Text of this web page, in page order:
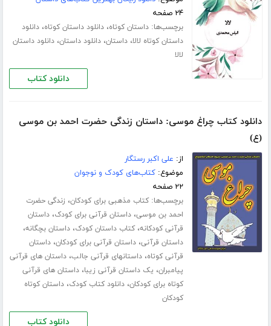
۲۴ صفحه
برچسب‌ها:داستان کوتاه،دانلود داستان کوتاه،دانلود
داستان کوتاه لالا،داستان،دانلود داستان،دانلود داستان
لالا
دانلود کتاب
دانلود کتاب چراغ موسی: داستان زندگی حضرت احمد بن موسی
(ع)
از: علی اکبر رستگار
موضوع:کتاب‌های کودک و نوجوان
۲۲ صفحه
برچسب‌ها:کتاب مذهبی برای کودکان، زندگی حضرت
احمد بن موسی،داستان قرآنی برای کودک،داستان
قرآنی کودکانه،کتاب داستان کودک،داستان بچگانه،
داستان قرآنی،داستان قرآنی برای کودکان،داستان
قرآنی کوتاه،داستانهای قرآنی جالب،داستان های قرآنی
پیامبران، یک داستان قرآنی زیبا،داستان های قرآنی
کوتاه برای کودکان،دانلود کتاب کودک،داستان کوتاه
کودکان
دانلود کتاب